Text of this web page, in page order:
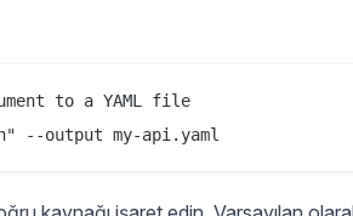
to a YAML file